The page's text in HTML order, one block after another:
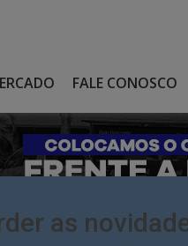
FALE CONOSCO
as